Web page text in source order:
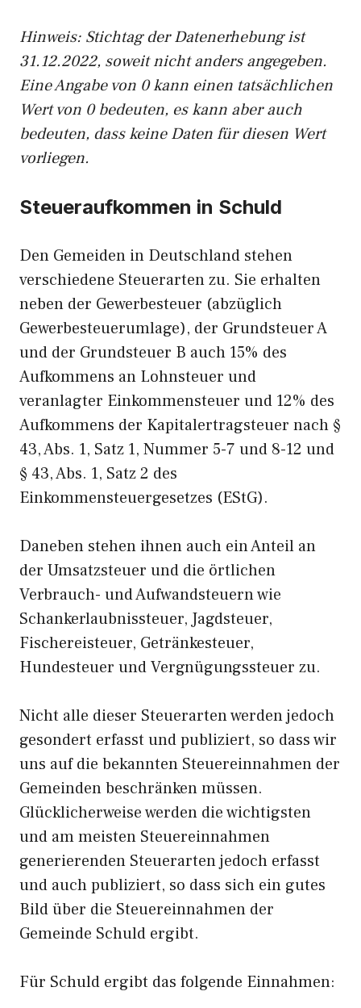
Hinweis: Stichtag der Datenerhebung ist
31.12.2022, soweit nicht anders angegeben.
Eine Angabe von 0 kann einen tatsächlichen
Wert von 0 bedeuten, es kann aber auch
bedeuten, dass keine Daten für diesen Wert
vorliegen.
Steueraufkommen in Schuld
Den Gemeiden in Deutschland stehen
verschiedene Steuerarten zu. Sie erhalten
neben der Gewerbesteuer (abzüglich
Gewerbesteuerumlage), der Grundsteuer A
und der Grundsteuer B auch 15% des
Aufkommens an Lohnsteuer und
veranlagter Einkommensteuer und 12% des
Aufkommens der Kapitalertragsteuer nach §
43, Abs. 1, Satz 1, Nummer 5-7 und 8-12 und
§ 43, Abs. 1, Satz 2 des
Einkommensteuergesetzes (EStG).
Daneben stehen ihnen auch ein Anteil an
der Umsatzsteuer und die örtlichen
Verbrauch- und Aufwandsteuern wie
Schankerlaubnissteuer, Jagdsteuer,
Fischereisteuer, Getränkesteuer,
Hundesteuer und Vergnügungssteuer zu.
Nicht alle dieser Steuerarten werden jedoch
gesondert erfasst und publiziert, so dass wir
uns auf die bekannten Steuereinnahmen der
Gemeinden beschränken müssen.
Glücklicherweise werden die wichtigsten
und am meisten Steuereinnahmen
generierenden Steuerarten jedoch erfasst
und auch publiziert, so dass sich ein gutes
Bild über die Steuereinnahmen der
Gemeinde Schuld ergibt.
Für Schuld ergibt das folgende Einnahmen: